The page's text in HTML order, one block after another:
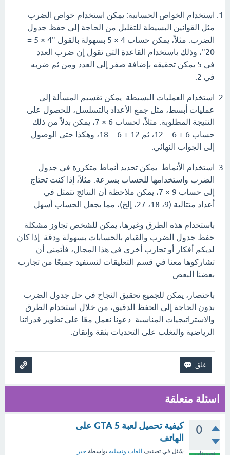
استخدام الخواص الحسابية: يمكن استخدام خواص الضرب
مثل القوانين البسيطة للتقليل من الحاجة إلى حفظ جدول
الضرب. مثلاً، يمكن حساب 4 × 5 بسهولة بالقول "4 × 5 =
20"، وذلك باستخدام القاعدة التي تقول إن ضرب العدد
في 5 يمكن تحقيقه بإضافة صفر إلى العدد ومن ثم ضربه
في 2.
استخدام العمليات البسيطة: يمكن تقسيم المسألة إلى
عمليات أبسط، مثل جمع الأعداد بالتسلسل، للحصول على
النتيجة المطلوبة. مثلاً، لحساب 6 × 7، يمكن بدلاً من ذلك
حساب 6 + 6 = 12، ثم 12 + 6 = 18، وهكذا حتى الوصول
إلى الجواب النهائي.
استخدام الأنماط: يمكن تحديد أنماط متكررة في جدول
الضرب واستخدامها للحساب بسرعة. مثلاً، إذا كنت تحتاج
إلى حساب 9 × 7، يمكن ملاحظة أن النتائج تتمثل في
أعداد متتالية (9، 18، 27، إلخ)، مما يجعل الحساب أسهل.
باستخدام هذه الطرق وغيرها، يمكن للشخص تجاوز مشكلة
حفظ جدول الضرب والقيام بالحسابات بسهولة ودقة. إذا كان
لديكم أفكار أو تجارب أخرى في هذا المجال، فأتمنى أن
تشاركوها معنا في قسم التعليقات لنستفيد جميعًا من تجارب
بعضنا البعض.
باختصار، يمكن للجميع تحقيق النجاح في حل جدول الضرب
بدون الحاجة إلى الحفظ الدقيق، من خلال استخدام الطرق
والاستراتيجيات المناسبة. دعونا نعمل معًا على تطوير قدراتنا
الرياضية والتغلب على التحديات بثقة وإتقان.
اسئلة متعلقة
0
تصويتات
كيفية تحميل لعبة GTA 5 على
الهاتف
سُئل في تصنيف العاب وتسليه بواسطة حبر